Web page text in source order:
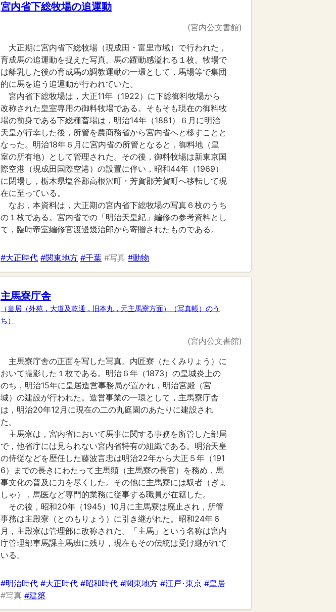
宮内省下総牧場の追運動
(宮内公文書館)
大正期に宮内省下総牧場（現成田・富里市域）で行われた，
育成馬の追運動を捉えた写真。馬の躍動感溢れる１枚。牧場で
は離乳した後の育成馬の調教運動の一環として，馬場等で集団
的に馬を追う追運動が行われていた。
宮内省下総牧場は，大正11年（1922）に下総御料牧場から
改称された皇室専用の御料牧場である。そもそも現在の御料牧
場の前身である下総種畜場は，明治14年（1881）６月に明治
天皇が行幸した後，所管を農商務省から宮内省へと移すことと
なった。明治18年６月に宮内省の所管となると，御料地（皇
室の所有地）として管理された。その後，御料牧場は新東京国
際空港（現成田国際空港）の設置に伴い，昭和44年（1969）
に閉場し，栃木県塩谷郡高根沢町・芳賀郡芳賀町へ移転して現
在に至っている。
なお，本資料は，大正期の宮内省下総牧場の写真６枚のうち
の１枚である。宮内省での「明治天皇紀」編修の参考資料とし
て，臨時帝室編修官渡邊幾治郎から寄贈されたものである。
#大正時代 #関東地方 #千葉 #写真 #動物
主馬寮庁舎
（皇居（外苑，大道及乾通，旧本丸，元主馬寮方面）（写真帳）のう
ち）
(宮内公文書館)
主馬寮庁舎の正面を写した写真。内匠寮（たくみりょう）に
おいて撮影した１枚である。明治６年（1873）の皇城炎上の
のち，明治15年に皇居造営事務局が置かれ，明治宮殿（宮
城）の建設が行われた。造営事業の一環として，主馬寮庁舎
は，明治20年12月に現在の二の丸庭園のあたりに建設され
た。
主馬寮は，宮内省において馬事に関する事務を所管した部局
で，他省庁には見られない宮内省特有の組織である。明治天皇
の侍従などを歴任した藤波言忠は明治22年から大正５年（191
6）までの長きにわたって主馬頭（主馬寮の長官）を務め，馬
事文化の普及に力を尽くした。その他に主馬寮には馭者（ぎょ
しゃ），馬医など専門的業務に従事する職員が在籍した。
その後，昭和20年（1945）10月に主馬寮は廃止され，所管
事務は主殿寮（とのもりょう）に引き継がれた。昭和24年６
月，主殿寮は管理部に改称された。「主馬」という名称は宮内
庁管理部車馬課主馬班に残り，現在もその伝統は受け継がれて
いる。
#明治時代 #大正時代 #昭和時代 #関東地方 #江戸･東京 #皇居
#写真 #建築